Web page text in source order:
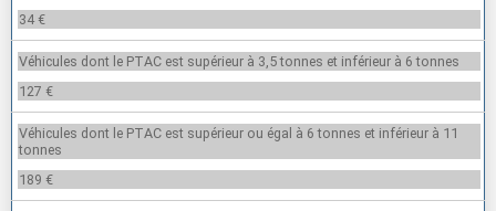
34 €
Véhicules dont le PTAC est supérieur à 3,5 tonnes et inférieur à 6 tonnes
127 €
Véhicules dont le PTAC est supérieur ou égal à 6 tonnes et inférieur à 11
tonnes
189 €